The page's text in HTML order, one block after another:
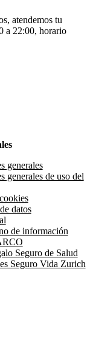
atendemos tu
a 22:00, horario
generales
generales de uso del
datos
de información
Seguro de Salud
Seguro Vida Zurich